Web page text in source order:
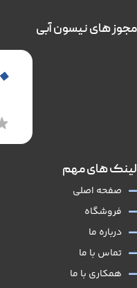
لینک های مهم
صفحه اصلی
فروشگاه
درباره ما
تماس با ما
همکاری با ما
مجوز های نیسون آبی